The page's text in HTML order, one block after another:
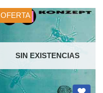
OFERTA
SIN EXISTENCIAS